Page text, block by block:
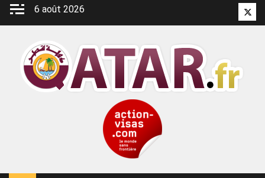
Aller
6 août 2026